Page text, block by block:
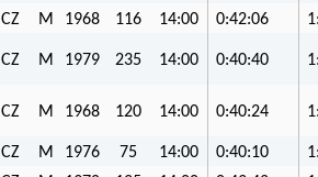
CZ M 1968 116 14:00 0:42:06
CZ M 1979 235 14:00 0:40:40
CZ M 1968 120 14:00 0:40:24
CZ M 1976 75 14:00 0:40:10